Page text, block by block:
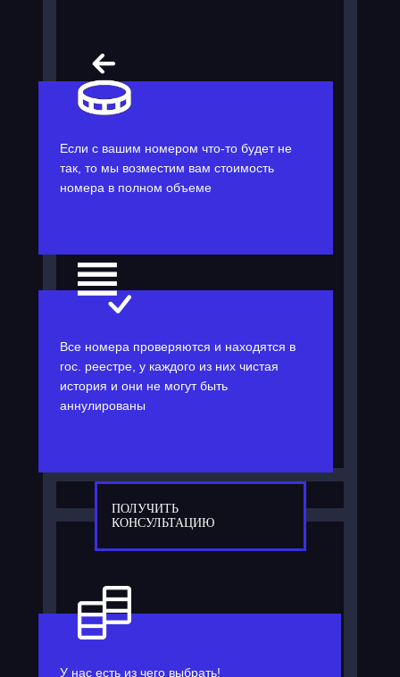
Если с вашим номером что-то будет не
так, то мы возместим вам стоимость
номера в полном объеме
Все номера проверяются и находятся в
гос. реестре, у каждого из них чистая
история и они не могут быть
аннулированы
ПОЛУЧИТЬ
КОНСУЛЬТАЦИЮ
У нас есть из чего выбрать!